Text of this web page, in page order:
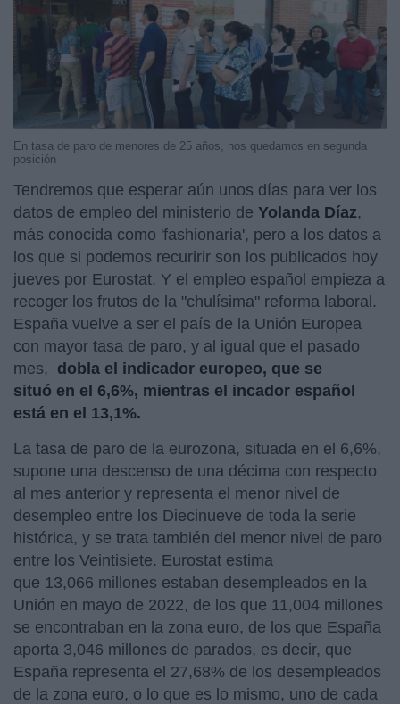
En tasa de paro de menores de 25 años, nos quedamos en segunda
posición
Tendremos que esperar aún unos días para ver los
datos de empleo del ministerio de Yolanda Díaz,
más conocida como 'fashionaria', pero a los datos a
los que si podemos recuririr son los publicados hoy
jueves por Eurostat. Y el empleo español empieza a
recoger los frutos de la "chulísima" reforma laboral.
España vuelve a ser el país de la Unión Europea
con mayor tasa de paro, y al igual que el pasado
mes,
dobla el indicador europeo, que se
situó en el 6,6%, mientras el incador español
está en el 13,1%.
La tasa de paro de la eurozona, situada en el 6,6%,
supone una descenso de una décima con respecto
al mes anterior y representa el menor nivel de
desempleo entre los Diecinueve de toda la serie
histórica, y se trata también del menor nivel de paro
entre los Veintisiete. Eurostat estima
que 13,066 millones estaban desempleados en la
Unión en mayo de 2022, de los que 11,004 millones
se encontraban en la zona euro, de los que España
aporta 3,046 millones de parados, es decir, que
España representa el 27,68% de los desempleados
de la zona euro, o lo que es lo mismo, uno de cada